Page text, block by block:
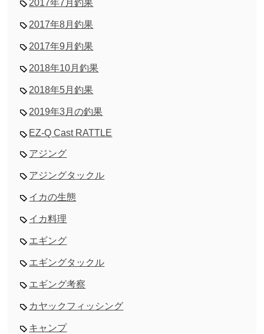
2017年7月釣果
2017年8月釣果
2017年9月釣果
2018年10月釣果
2018年5月釣果
2019年3月の釣果
EZ-Q Cast RATTLE
アジング
アジングタックル
イカの生態
イカ料理
エギング
エギングタックル
エギング考察
カヤックフィッシング
キャンプ